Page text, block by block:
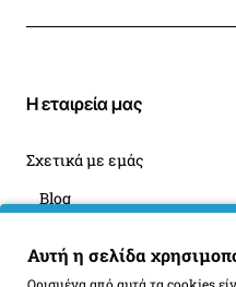
Η εταιρεία μας
Σχετικά με εμάς
Blog
Όροι Επιστροφής
Αυτή η σελίδα